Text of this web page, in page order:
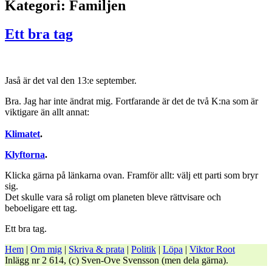
Kategori: Familjen
Ett bra tag
Jaså är det val den 13:e september.
Bra. Jag har inte ändrat mig. Fortfarande är det de två K:na som är
viktigare än allt annat:
Klimatet.
Klyftorna.
Klicka gärna på länkarna ovan. Framför allt: välj ett parti som bryr
sig.
Det skulle vara så roligt om planeten bleve rättvisare och
beboeligare ett tag.
Ett bra tag.
Hem | Om mig | Skriva & prata | Politik | Löpa | Viktor Root
Inlägg nr 2 614, (c) Sven-Ove Svensson (men dela gärna).